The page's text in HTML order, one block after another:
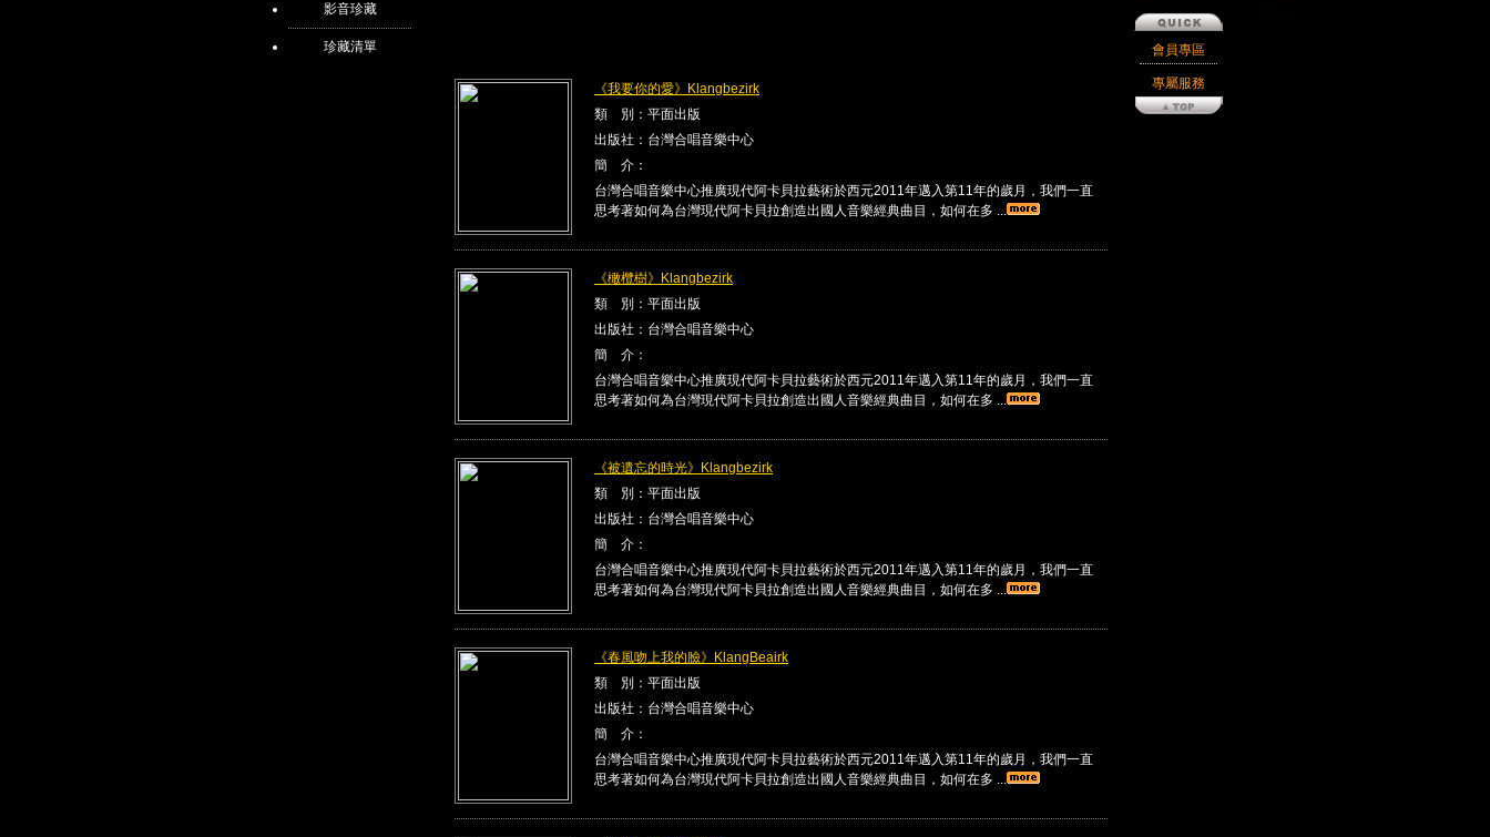
影音珍藏
珍藏清單
《我要你的愛》Klangbezirk
類 別：平面出版
出版社：台灣合唱音樂中心
簡 介：
台灣合唱音樂中心推廣現代阿卡貝拉藝術於西元2011年邁入第11年的歲月，我們一直
思考著如何為台灣現代阿卡貝拉創造出國人音樂經典曲目，如何在多 ...
《橄欖樹》Klangbezirk
類 別：平面出版
出版社：台灣合唱音樂中心
簡 介：
台灣合唱音樂中心推廣現代阿卡貝拉藝術於西元2011年邁入第11年的歲月，我們一直
思考著如何為台灣現代阿卡貝拉創造出國人音樂經典曲目，如何在多 ...
《被遺忘的時光》Klangbezirk
類 別：平面出版
出版社：台灣合唱音樂中心
簡 介：
台灣合唱音樂中心推廣現代阿卡貝拉藝術於西元2011年邁入第11年的歲月，我們一直
思考著如何為台灣現代阿卡貝拉創造出國人音樂經典曲目，如何在多 ...
《春風吻上我的臉》KlangBeairk
類 別：平面出版
出版社：台灣合唱音樂中心
簡 介：
台灣合唱音樂中心推廣現代阿卡貝拉藝術於西元2011年邁入第11年的歲月，我們一直
思考著如何為台灣現代阿卡貝拉創造出國人音樂經典曲目，如何在多 ...
會員專區
專屬服務